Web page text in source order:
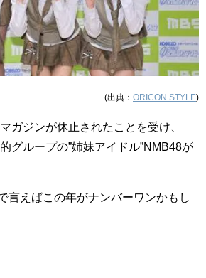
(出典： ORICON STYLE)
ガジンが休止されたことを受け、
グループの”姉妹アイドル”NMB48が
言えばこの年がナンバーワンかもし